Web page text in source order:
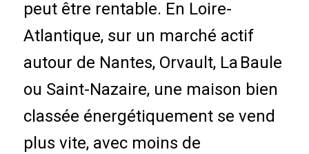
peut être rentable. En Loire-
Atlantique, sur un marché actif
autour de Nantes, Orvault, La Baule
ou Saint-Nazaire, une maison bien
classée énergétiquement se vend
plus vite, avec moins de